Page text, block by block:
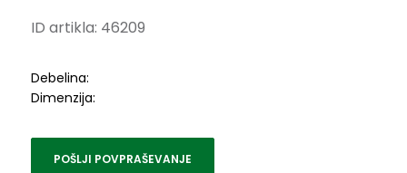
ID artikla: 46209
Debelina:
Dimenzija:
POŠLJI POVPRAŠEVANJE